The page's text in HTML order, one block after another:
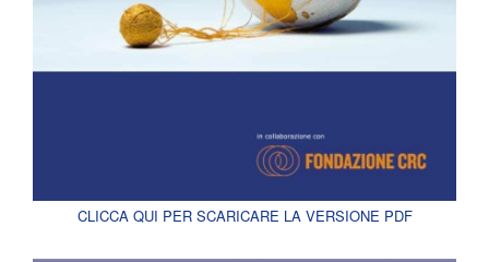
CLICCA QUI PER SCARICARE LA VERSIONE PDF